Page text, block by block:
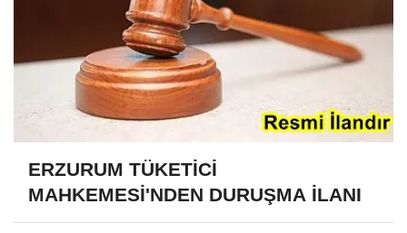
ERZURUM TÜKETİCİ
MAHKEMESİ'NDEN DURUŞMA İLANI